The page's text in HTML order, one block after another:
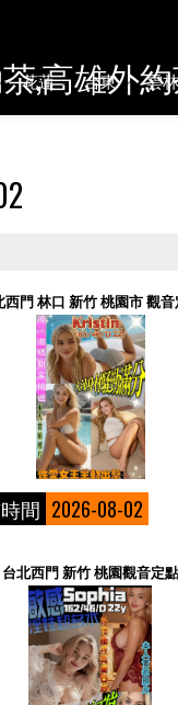
,高雄外
花蓮 台東 雲林
西門 林口 新竹 桃園市 觀
間 2026-08-02
台北西門 新竹 桃園觀音定點